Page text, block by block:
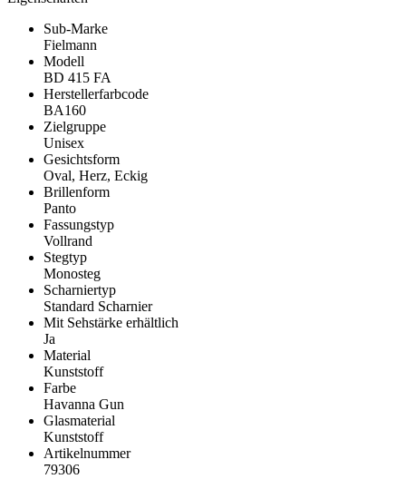
Sub-Marke
Fielmann
Modell
BD 415 FA
Herstellerfarbcode
BA160
Zielgruppe
Unisex
Gesichtsform
Oval, Herz, Eckig
Brillenform
Panto
Fassungstyp
Vollrand
Stegtyp
Monosteg
Scharniertyp
Standard Scharnier
Mit Sehstärke erhältlich
Ja
Material
Kunststoff
Farbe
Havanna Gun
Glasmaterial
Kunststoff
Artikelnummer
79306